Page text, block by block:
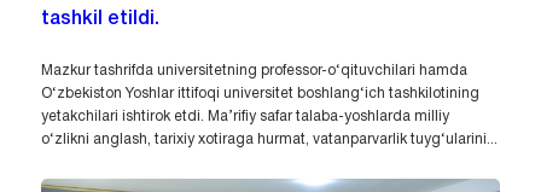
tashkil etildi.
Mazkur tashrifda universitetning professor-o‘qituvchilari hamda
O‘zbekiston Yoshlar ittifoqi universitet boshlang‘ich tashkilotining
yetakchilari ishtirok etdi. Ma’rifiy safar talaba-yoshlarda milliy
o‘zlikni anglash, tarixiy xotiraga hurmat, vatanparvarlik tuyg‘ularini...